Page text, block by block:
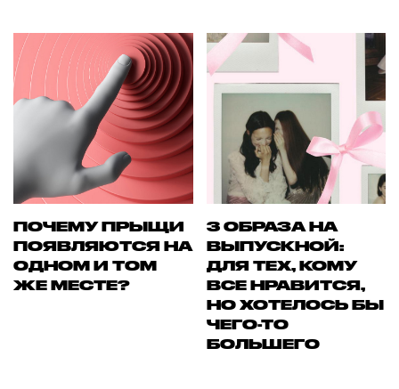
ПОЧЕМУ ПРЫЩИ
ПОЯВЛЯЮТСЯ НА
ОДНОМ И ТОМ
ЖЕ МЕСТЕ?
3 ОБРАЗА НА
ВЫПУСКНОЙ:
ДЛЯ ТЕХ, КОМУ
ВСЕ НРАВИТСЯ,
НО ХОТЕЛОСЬ БЫ
ЧЕГО-ТО
БОЛЬШЕГО